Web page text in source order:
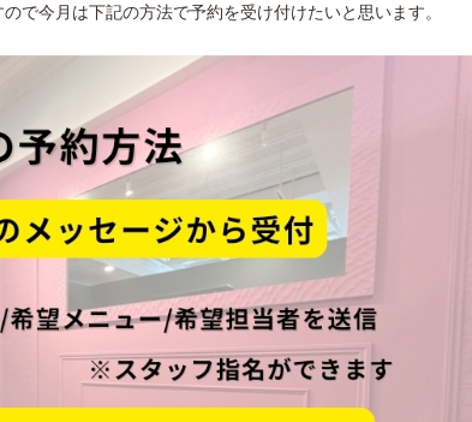
で今月は下記の方法で予約を受け付けたいと思います。